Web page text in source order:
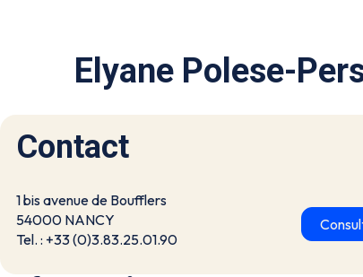
Elyane Polese-
Contact
1 bis avenue de Boufflers
54000 NANCY
Tel. : +33 (0)3.83.25.01.90